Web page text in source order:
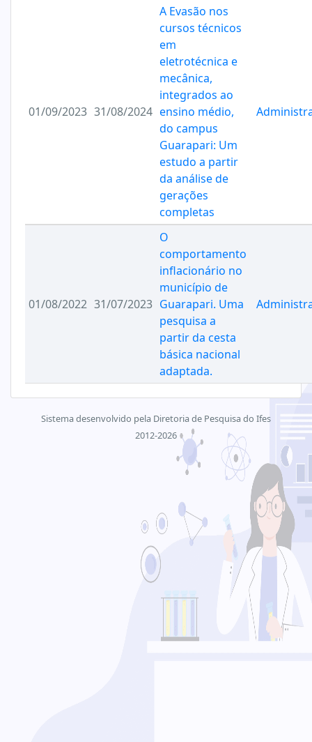
01/09/2023 31/08/2024
A Evasão nos
cursos técnicos
em
eletrotécnica e
mecânica,
integrados ao
ensino médio,
do campus
Guarapari: Um
estudo a partir
da análise de
gerações
completas
01/08/2022 31/07/2023
O
comportamento
inflacionário no
município de
Guarapari. Uma
pesquisa a
partir da cesta
básica nacional
adaptada.
Sistema desenvolvido pela Diretoria de Pesquisa do Ifes
2012-2026